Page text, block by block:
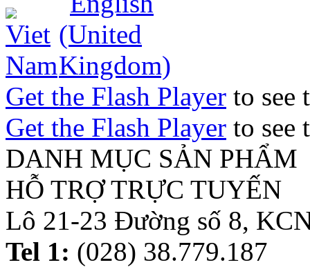
Get the Flash Player to see
Get the Flash Player to see
DANH MỤC SẢN PHẨM
HỖ TRỢ TRỰC TUYẾN
Lô 21-23 Đường số 8,
Tel 1: (028) 38.779.187